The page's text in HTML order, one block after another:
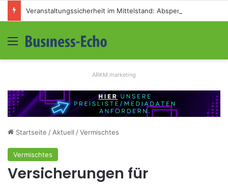
Menü
ARKM.marketing
Startseite / Aktuell /Vermischtes
Vermischtes
Versicherungen für